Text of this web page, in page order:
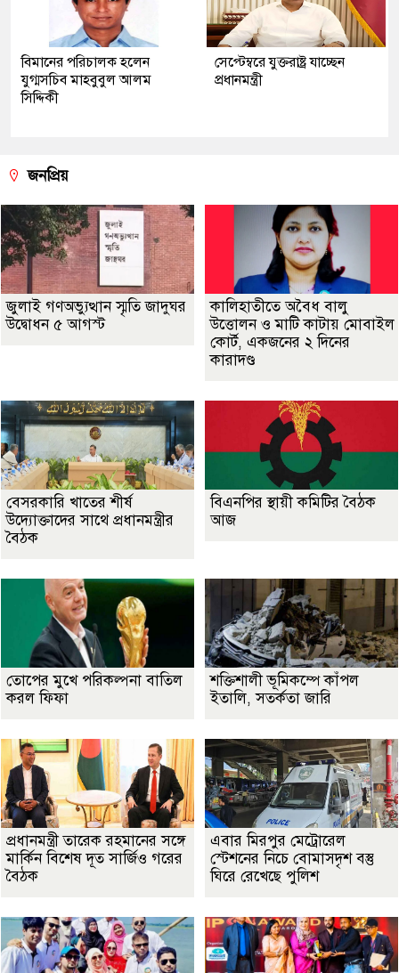
বিমানের পরিচালক হলেন
যুগ্মসচিব মাহবুবুল আলম
সিদ্দিকী
সেপ্টেম্বরে যুক্তরাষ্ট্র যাচ্ছেন
প্রধানমন্ত্রী
জনপ্রিয়
জুলাই গণঅভ্যুত্থান স্মৃতি জাদুঘর
উদ্বোধন ৫ আগস্ট
কালিহাতীতে অবৈধ বালু
উত্তোলন ও মাটি কাটায় মোবাইল
কোর্ট, একজনের ২ দিনের
কারাদণ্ড
বেসরকারি খাতের শীর্ষ
উদ্যোক্তাদের সাথে প্রধানমন্ত্রীর
বৈঠক
বিএনপির স্থায়ী কমিটির বৈঠক
আজ
তোপের মুখে পরিকল্পনা বাতিল
করল ফিফা
শক্তিশালী ভূমিকম্পে কাঁপল
ইতালি, সতর্কতা জারি
প্রধানমন্ত্রী তারেক রহমানের সঙ্গে
মার্কিন বিশেষ দূত সার্জিও গরের
বৈঠক
এবার মিরপুর মেট্রোরেল
স্টেশনের নিচে বোমাসদৃশ বস্তু
ঘিরে রেখেছে পুলিশ